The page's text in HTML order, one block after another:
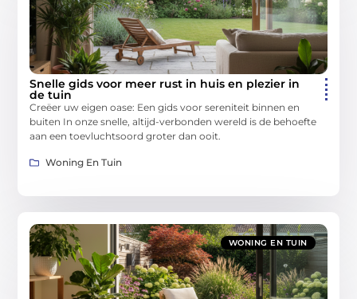
Snelle gids voor meer rust in huis en plezier in
de tuin
Creëer uw eigen oase: Een gids voor sereniteit binnen en
buiten In onze snelle, altijd-verbonden wereld is de behoefte
aan een toevluchtsoord groter dan ooit.
Woning En Tuin
WONING EN TUIN